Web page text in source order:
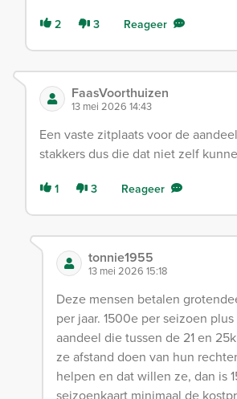
2 3 Reageer
FaasVoorthuizen
13 mei 2026 14:43
Een vaste zitplaats voor de
stakkers dus die dat niet zelf
1 3 Reageer
tonnie1955
13 mei 2026 15:18
Deze mensen betalen
per jaar. 1500e per seizoen
aandeel die tussen de 21 en
ze afstand doen van hun
helpen en dat willen ze, dan is